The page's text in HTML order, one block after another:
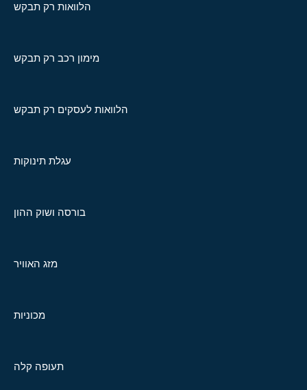
הלוואות רק תבקש
מימון רכב רק תבקש
הלוואות לעסקים רק תבקש
עגלת תינוקות
בורסה ושוק ההון
מזג האוויר
מכוניות
תעופה קלה